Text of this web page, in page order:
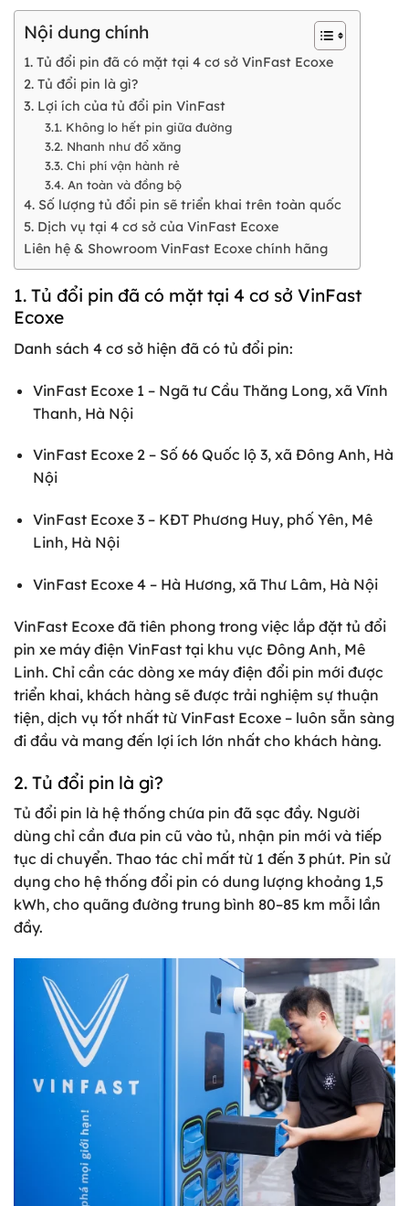
Nội dung chính
1. Tủ đổi pin đã có mặt tại 4 cơ sở VinFast Ecoxe
2. Tủ đổi pin là gì?
3. Lợi ích của tủ đổi pin VinFast
3.1. Không lo hết pin giữa đường
3.2. Nhanh như đổ xăng
3.3. Chi phí vận hành rẻ
3.4. An toàn và đồng bộ
4. Số lượng tủ đổi pin sẽ triển khai trên toàn quốc
5. Dịch vụ tại 4 cơ sở của VinFast Ecoxe
Liên hệ & Showroom VinFast Ecoxe chính hãng
1. Tủ đổi pin đã có mặt tại 4 cơ sở VinFast
Ecoxe
Danh sách 4 cơ sở hiện đã có tủ đổi pin:
VinFast Ecoxe 1 – Ngã tư Cầu Thăng Long, xã Vĩnh
Thanh, Hà Nội
VinFast Ecoxe 2 – Số 66 Quốc lộ 3, xã Đông Anh, Hà
Nội
VinFast Ecoxe 3 – KĐT Phương Huy, phố Yên, Mê
Linh, Hà Nội
VinFast Ecoxe 4 – Hà Hương, xã Thư Lâm, Hà Nội
VinFast Ecoxe đã tiên phong trong việc lắp đặt tủ đổi
pin xe máy điện VinFast tại khu vực Đông Anh, Mê
Linh. Chỉ cần các dòng xe máy điện đổi pin mới được
triển khai, khách hàng sẽ được trải nghiệm sự thuận
tiện, dịch vụ tốt nhất từ VinFast Ecoxe – luôn sẵn sàng
đi đầu và mang đến lợi ích lớn nhất cho khách hàng.
2. Tủ đổi pin là gì?
Tủ đổi pin là hệ thống chứa pin đã sạc đầy. Người
dùng chỉ cần đưa pin cũ vào tủ, nhận pin mới và tiếp
tục di chuyển. Thao tác chỉ mất từ 1 đến 3 phút. Pin sử
dụng cho hệ thống đổi pin có dung lượng khoảng 1,5
kWh, cho quãng đường trung bình 80–85 km mỗi lần
đầy.